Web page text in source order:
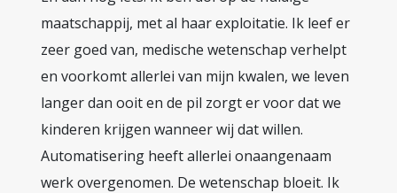
maatschappij, met al haar exploitatie. Ik leef er
zeer goed van, medische wetenschap verhelpt
en voorkomt allerlei van mijn kwalen, we leven
langer dan ooit en de pil zorgt er voor dat we
kinderen krijgen wanneer wij dat willen.
Automatisering heeft allerlei onaangenaam
werk overgenomen. De wetenschap bloeit. Ik